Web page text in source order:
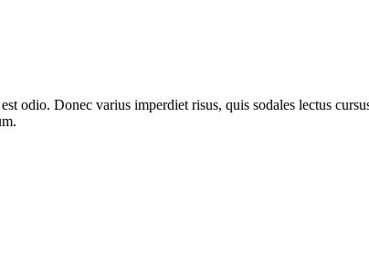
odio. Donec varius imperdiet risus, quis sodales lectus